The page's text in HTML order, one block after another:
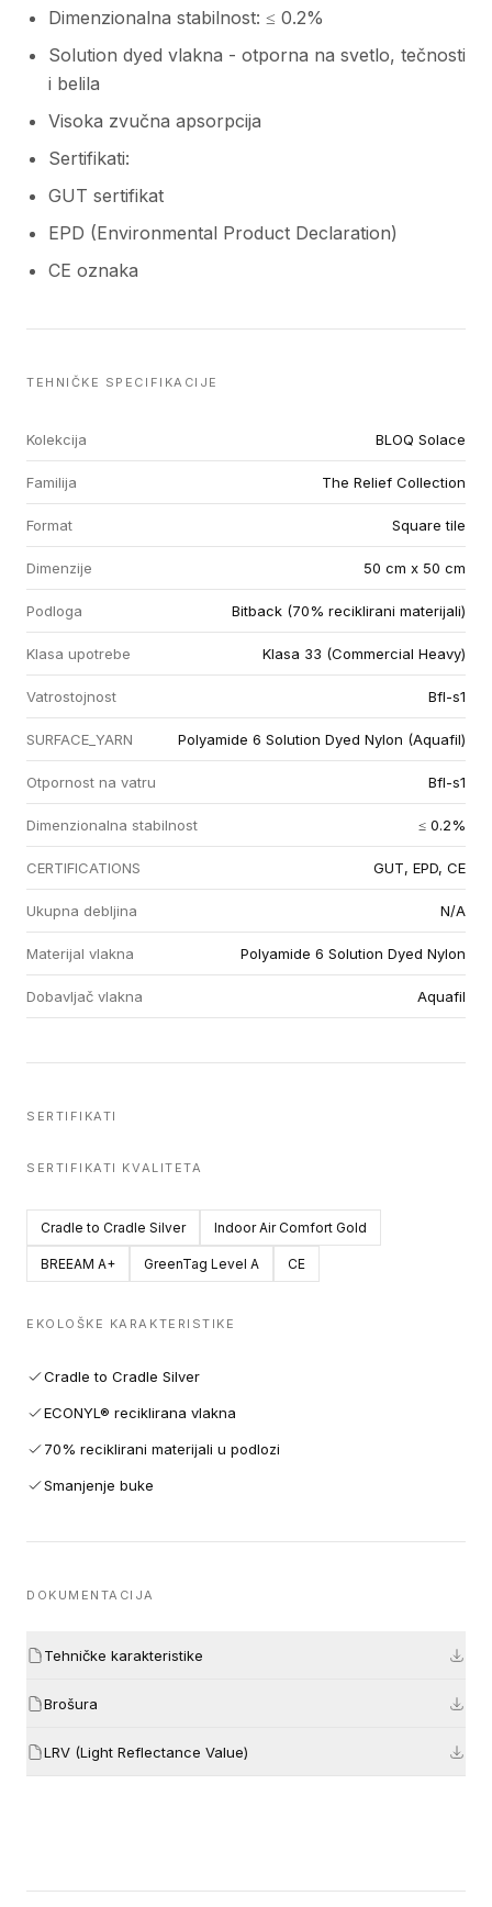
Dimenzionalna stabilnost: ≤ 0.2%
Solution dyed vlakna - otporna na svetlo, tečnosti
i belila
Visoka zvučna apsorpcija
Sertifikati:
GUT sertifikat
EPD (Environmental Product Declaration)
CE oznaka
TEHNIČKE SPECIFIKACIJE
Kolekcija BLOQ Solace
Familija The Relief Collection
Format Square tile
Dimenzije 50 cm x 50 cm
Podloga Bitback (70% reciklirani materijali)
Klasa upotrebe Klasa 33 (Commercial Heavy)
Vatrostojnost Bfl-s1
SURFACE_YARN Polyamide 6 Solution Dyed Nylon (Aquafil)
Otpornost na vatru Bfl-s1
Dimenzionalna stabilnost ≤ 0.2%
CERTIFICATIONS GUT, EPD, CE
Ukupna debljina N/A
Materijal vlakna Polyamide 6 Solution Dyed Nylon
Dobavljač vlakna Aquafil
SERTIFIKATI
SERTIFIKATI KVALITETA
Cradle to Cradle Silver Indoor Air Comfort Gold
BREEAM A+ GreenTag Level A CE
EKOLOŠKE KARAKTERISTIKE
Cradle to Cradle Silver
ECONYL® reciklirana vlakna
70% reciklirani materijali u podlozi
Smanjenje buke
DOKUMENTACIJA
Tehničke karakteristike
Brošura
LRV (Light Reflectance Value)